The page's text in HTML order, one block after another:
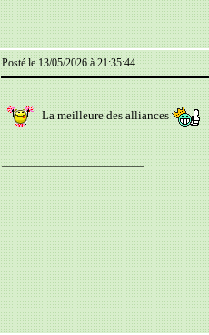
Posté le 13/05/2026 à 21:35:44
La meilleure des alliances
__________________________